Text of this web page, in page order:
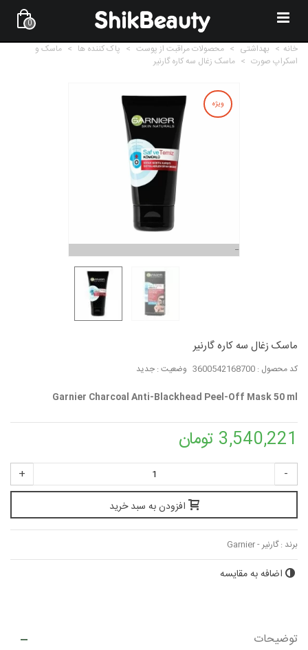
0
خانه > بهداشتی > محصولات مراقبت از پوست > پاک کننده ها > ماسک و
اسکراپ صورت > ماسک زغال سه کاره گارنیر
ویژه
ماسک زغال سه کاره گارنیر
کد محصول : 3600542168700 وضعیت : جدید
Garnier Charcoal Anti-Blackhead Peel-Off Mask 50 ml
3,540,221 تومان
-
+
افزودن به سبد خرید
برند :گارنیر - Garnier
اضافه به مقایسه
توضیحات